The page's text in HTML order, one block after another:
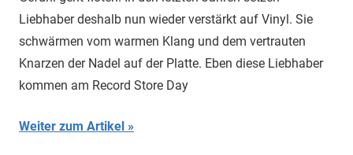
Liebhaber deshalb nun wieder verstärkt auf Vinyl. Sie
schwärmen vom warmen Klang und dem vertrauten
Knarzen der Nadel auf der Platte. Eben diese Liebhaber
kommen am Record Store Day
Weiter zum Artikel